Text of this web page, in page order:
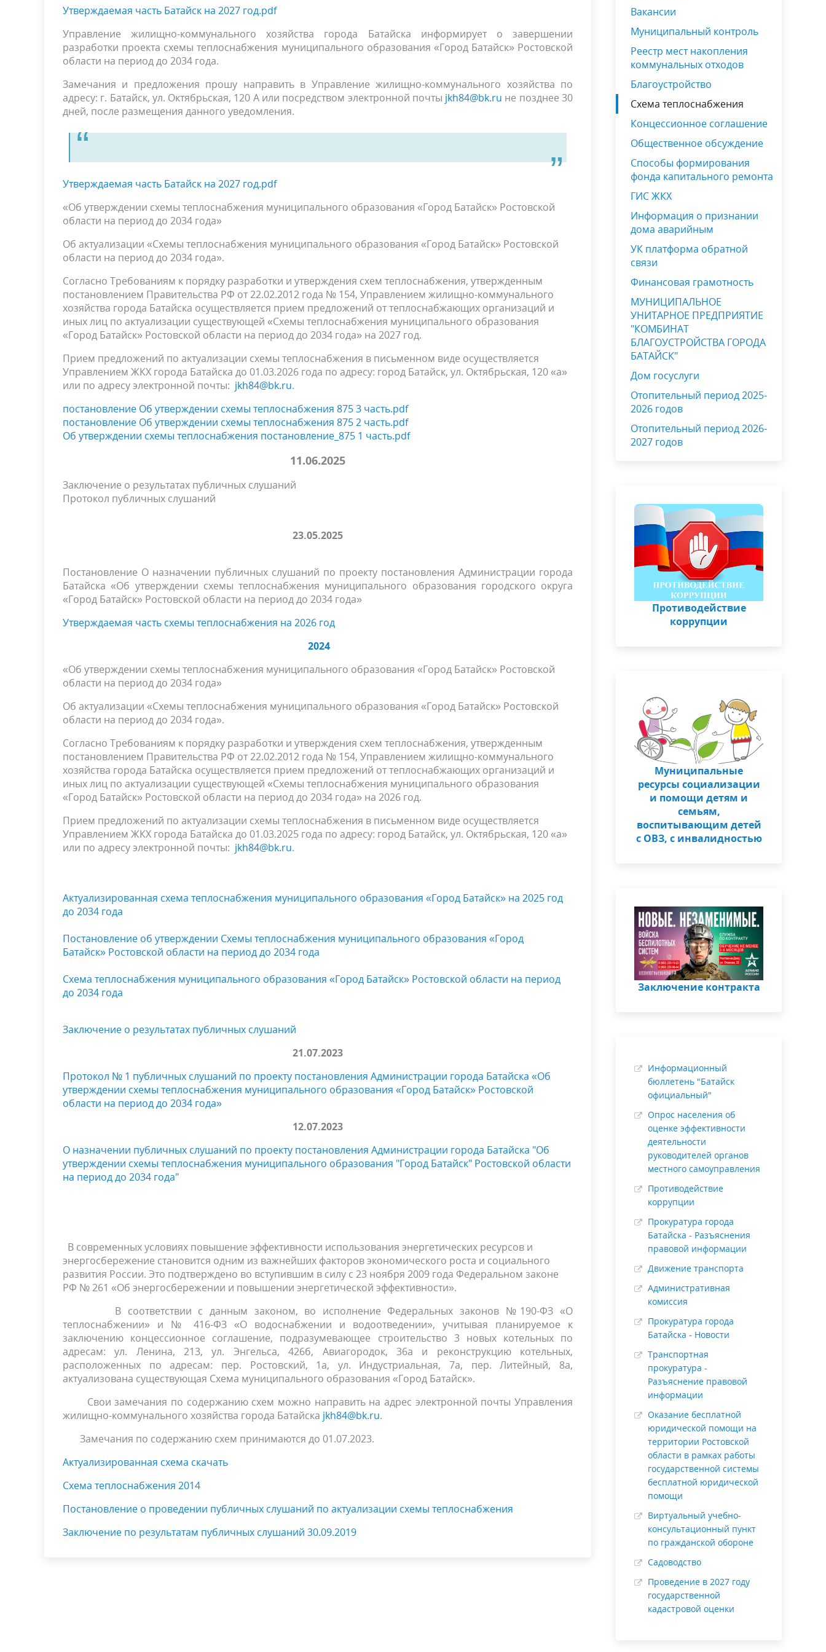
Утверждаемая часть Батайск на 2027 год.pdf
Управление жилищно-коммунального хозяйства города Батайска информирует о завершении
разработки проекта схемы теплоснабжения муниципального образования «Город Батайск» Ростовской
области на период до 2034 года.
Замечания и предложения прошу направить в Управление жилищно-коммунального хозяйства по
адресу: г. Батайск, ул. Октябрьская, 120 А или посредством электронной почты jkh84@bk.ru не позднее 30
дней, после размещения данного уведомления.
Утверждаемая часть Батайск на 2027 год.pdf
«Об утверждении схемы теплоснабжения муниципального образования «Город Батайск» Ростовской
области на период до 2034 года»
Об актуализации «Схемы теплоснабжения муниципального образования «Город Батайск» Ростовской
области на период до 2034 года».
Согласно Требованиям к порядку разработки и утверждения схем теплоснабжения, утвержденным
постановлением Правительства РФ от 22.02.2012 года № 154, Управлением жилищно-коммунального
хозяйства города Батайска осуществляется прием предложений от теплоснабжающих организаций и
иных лиц по актуализации существующей «Схемы теплоснабжения муниципального образования
«Город Батайск» Ростовской области на период до 2034 года» на 2027 год.
Прием предложений по актуализации схемы теплоснабжения в письменном виде осуществляется
Управлением ЖКХ города Батайска до 01.03.2026 года по адресу: город Батайск, ул. Октябрьская, 120 «а»
или по адресу электронной почты: jkh84@bk.ru.
постановление Об утверждении схемы теплоснабжения 875 3 часть.pdf
постановление Об утверждении схемы теплоснабжения 875 2 часть.pdf
Об утверждении схемы теплоснабжения постановление_875 1 часть.pdf
11.06.2025
Заключение о результатах публичных слушаний
Протокол публичных слушаний
23.05.2025
Постановление О назначении публичных слушаний по проекту постановления Администрации города
Батайска «Об утверждении схемы теплоснабжения муниципального образования городского округа
«Город Батайск» Ростовской области на период до 2034 года»
Утверждаемая часть схемы теплоснабжения на 2026 год
2024
«Об утверждении схемы теплоснабжения муниципального образования «Город Батайск» Ростовской
области на период до 2034 года»
Об актуализации «Схемы теплоснабжения муниципального образования «Город Батайск» Ростовской
области на период до 2034 года».
Согласно Требованиям к порядку разработки и утверждения схем теплоснабжения, утвержденным
постановлением Правительства РФ от 22.02.2012 года № 154, Управлением жилищно-коммунального
хозяйства города Батайска осуществляется прием предложений от теплоснабжающих организаций и
иных лиц по актуализации существующей «Схемы теплоснабжения муниципального образования
«Город Батайск» Ростовской области на период до 2034 года» на 2026 год.
Прием предложений по актуализации схемы теплоснабжения в письменном виде осуществляется
Управлением ЖКХ города Батайска до 01.03.2025 года по адресу: город Батайск, ул. Октябрьская, 120 «а»
или по адресу электронной почты: jkh84@bk.ru.
Актуализированная схема теплоснабжения муниципального образования «Город Батайск» на 2025 год
до 2034 года
Постановление об утверждении Схемы теплоснабжения муниципального образования «Город
Батайск» Ростовской области на период до 2034 года
Схема теплоснабжения муниципального образования «Город Батайск» Ростовской области на период
до 2034 года
Заключение о результатах публичных слушаний
21.07.2023
Протокол № 1 публичных слушаний по проекту постановления Администрации города Батайска «Об
утверждении схемы теплоснабжения муниципального образования «Город Батайск» Ростовской
области на период до 2034 года»
12.07.2023
О назначении публичных слушаний по проекту постановления Администрации города Батайска "Об
утверждении схемы теплоснабжения муниципального образования "Город Батайск" Ростовской области
на период до 2034 года"
В современных условиях повышение эффективности использования энергетических ресурсов и
энергосбережение становится одним из важнейших факторов экономического роста и социального
развития России. Это подтверждено во вступившим в силу с 23 ноября 2009 года Федеральном законе
РФ № 261 «Об энергосбережении и повышении энергетической эффективности».
В соответствии с данным законом, во исполнение Федеральных законов №190-ФЗ «О
теплоснабжении» и № 416-ФЗ «О водоснабжении и водоотведении», учитывая планируемое к
заключению концессионное соглашение, подразумевающее строительство 3 новых котельных по
адресам: ул. Ленина, 213, ул. Энгельса, 426б, Авиагородок, 36а и реконструкцию котельных,
расположенных по адресам: пер. Ростовский, 1а, ул. Индустриальная, 7а, пер. Литейный, 8а,
актуализована существующая Схема муниципального образования «Город Батайск».
Свои замечания по содержанию схем можно направить на адрес электронной почты Управления
жилищно-коммунального хозяйства города Батайска jkh84@bk.ru.
Замечания по содержанию схем принимаются до 01.07.2023.
Актуализированная схема скачать
Схема теплоснабжения 2014
Постановление о проведении публичных слушаний по актуализации схемы теплоснабжения
Заключение по результатам публичных слушаний 30.09.2019
Вакансии
Муниципальный контроль
Реестр мест накопления
коммунальных отходов
Благоустройство
Схема теплоснабжения
Концессионное соглашение
Общественное обсуждение
Способы формирования
фонда капитального ремонта
ГИС ЖКХ
Информация о признании
дома аварийным
УК платформа обратной
связи
Финансовая грамотность
МУНИЦИПАЛЬНОЕ
УНИТАРНОЕ ПРЕДПРИЯТИЕ
"КОМБИНАТ
БЛАГОУСТРОЙСТВА ГОРОДА
БАТАЙСК"
Дом госуслуги
Отопительный период 2025-
2026 годов
Отопительный период 2026-
2027 годов
Противодействие
коррупции
Муниципальные
ресурсы социализации
и помощи детям и
семьям,
воспитывающим детей
с ОВЗ, с инвалидностью
Заключение контракта
Информационный
бюллетень "Батайск
официальный"
Опрос населения об
оценке эффективности
деятельности
руководителей органов
местного самоуправления
Противодействие
коррупции
Прокуратура города
Батайска - Разъяснения
правовой информации
Движение транспорта
Административная
комиссия
Прокуратура города
Батайска - Новости
Транспортная
прокуратура -
Разъяснение правовой
информации
Оказание бесплатной
юридической помощи на
территории Ростовской
области в рамках работы
государственной системы
бесплатной юридической
помощи
Виртуальный учебно-
консультационный пункт
по гражданской обороне
Садоводство
Проведение в 2027 году
государственной
кадастровой оценки